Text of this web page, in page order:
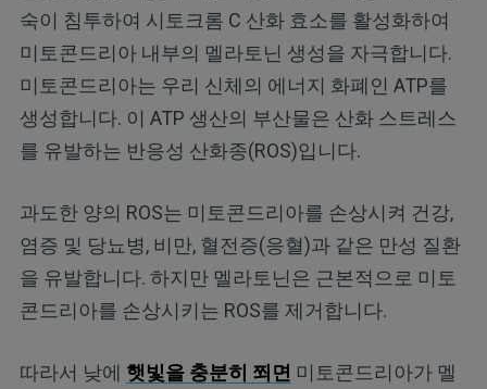
숙이 침투하여 시토크롬 C 산화 효소를 활성화하여
미토콘드리아 내부의 멜라토닌 생성을 자극합니다.
미토콘드리아는 우리 신체의 에너지 화폐인 ATP를
생성합니다. 이 ATP 생산의 부산물은 산화 스트레스
를 유발하는 반응성 산화종(ROS)입니다.
과도한 양의 ROS는 미토콘드리아를 손상시켜 건강,
염증 및 당뇨병, 비만, 혈전증(응혈)과 같은 만성 질환
을 유발합니다. 하지만 멜라토닌은 근본적으로 미토
콘드리아를 손상시키는 ROS를 제거합니다.
따라서 낮에 햇빛을 충분히 쬐면 미토콘드리아가 멜